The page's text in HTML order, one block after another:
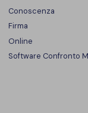
Conoscenza
Firma
Online
Software Confronto